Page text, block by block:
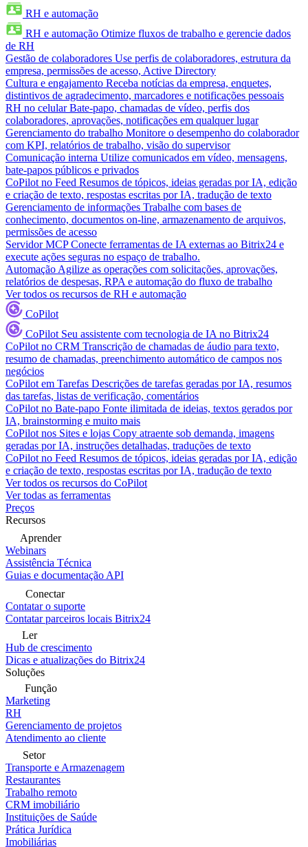
RH e automação
RH e automação Otimize fluxos de trabalho e gerencie dados
de RH
Gestão de colaboradores Use perfis de colaboradores, estrutura da
empresa, permissões de acesso, Active Directory
Cultura e engajamento Receba notícias da empresa, enquetes,
distintivos de agradecimento, marcadores e notificações pessoais
RH no celular Bate-papo, chamadas de vídeo, perfis dos
colaboradores, aprovações, notificações em qualquer lugar
Gerenciamento do trabalho Monitore o desempenho do colaborador
com KPI, relatórios de trabalho, visão do supervisor
Comunicação interna Utilize comunicados em vídeo, mensagens,
bate-papos públicos e privados
CoPilot no Feed Resumos de tópicos, ideias geradas por IA, edição
e criação de texto, respostas escritas por IA, tradução de texto
Gerenciamento de informações Trabalhe com bases de
conhecimento, documentos on-line, armazenamento de arquivos,
permissões de acesso
Servidor MCP Conecte ferramentas de IA externas ao Bitrix24 e
execute ações seguras no espaço de trabalho.
Automação Agilize as operações com solicitações, aprovações,
relatórios de despesas, RPA e automação do fluxo de trabalho
Ver todos os recursos de RH e automação
CoPilot
CoPilot Seu assistente com tecnologia de IA no Bitrix24
CoPilot no CRM Transcrição de chamadas de áudio para texto,
resumo de chamadas, preenchimento automático de campos nos
negócios
CoPilot em Tarefas Descrições de tarefas geradas por IA, resumos
das tarefas, listas de verificação, comentários
CoPilot no Bate-papo Fonte ilimitada de ideias, textos gerados por
IA, brainstorming e muito mais
CoPilot nos Sites e lojas Copy atraente sob demanda, imagens
geradas por IA, instruções detalhadas, traduções de texto
CoPilot no Feed Resumos de tópicos, ideias geradas por IA, edição
e criação de texto, respostas escritas por IA, tradução de texto
Ver todos os recursos do CoPilot
Ver todas as ferramentas
Preços
Recursos
Aprender
Webinars
Assistência Técnica
Guias e documentação API
Conectar
Contatar o suporte
Contatar parceiros locais Bitrix24
Ler
Hub de crescimento
Dicas e atualizações do Bitrix24
Soluções
Função
Marketing
RH
Gerenciamento de projetos
Atendimento ao cliente
Setor
Transporte e Armazenagem
Restaurantes
Trabalho remoto
CRM imobiliário
Instituições de Saúde
Prática Jurídica
Imobiliárias